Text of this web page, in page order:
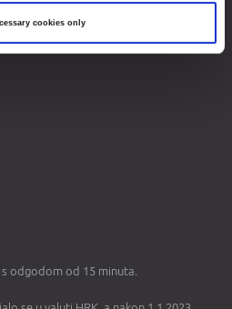
cookies only
odgodom od 15 minuta.